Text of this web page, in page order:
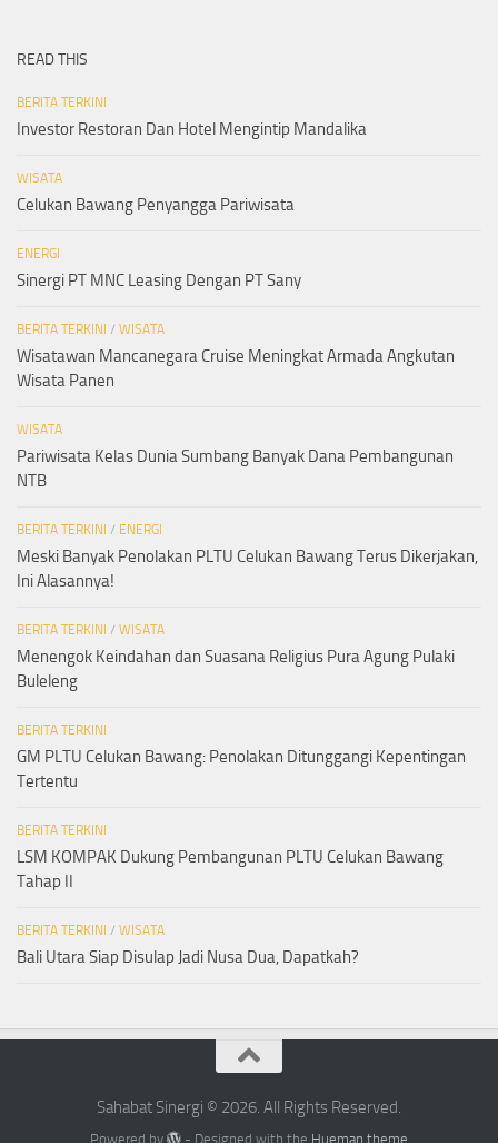
READ THIS
BERITA TERKINI
Investor Restoran Dan Hotel Mengintip Mandalika
WISATA
Celukan Bawang Penyangga Pariwisata
ENERGI
Sinergi PT MNC Leasing Dengan PT Sany
BERITA TERKINI / WISATA
Wisatawan Mancanegara Cruise Meningkat Armada Angkutan
Wisata Panen
WISATA
Pariwisata Kelas Dunia Sumbang Banyak Dana Pembangunan
NTB
BERITA TERKINI / ENERGI
Meski Banyak Penolakan PLTU Celukan Bawang Terus Dikerjakan,
Ini Alasannya!
BERITA TERKINI / WISATA
Menengok Keindahan dan Suasana Religius Pura Agung Pulaki
Buleleng
BERITA TERKINI
GM PLTU Celukan Bawang: Penolakan Ditunggangi Kepentingan
Tertentu
BERITA TERKINI
LSM KOMPAK Dukung Pembangunan PLTU Celukan Bawang
Tahap II
BERITA TERKINI / WISATA
Bali Utara Siap Disulap Jadi Nusa Dua, Dapatkah?
Sahabat Sinergi © 2026. All Rights Reserved.
Powered by - Designed with the Hueman theme